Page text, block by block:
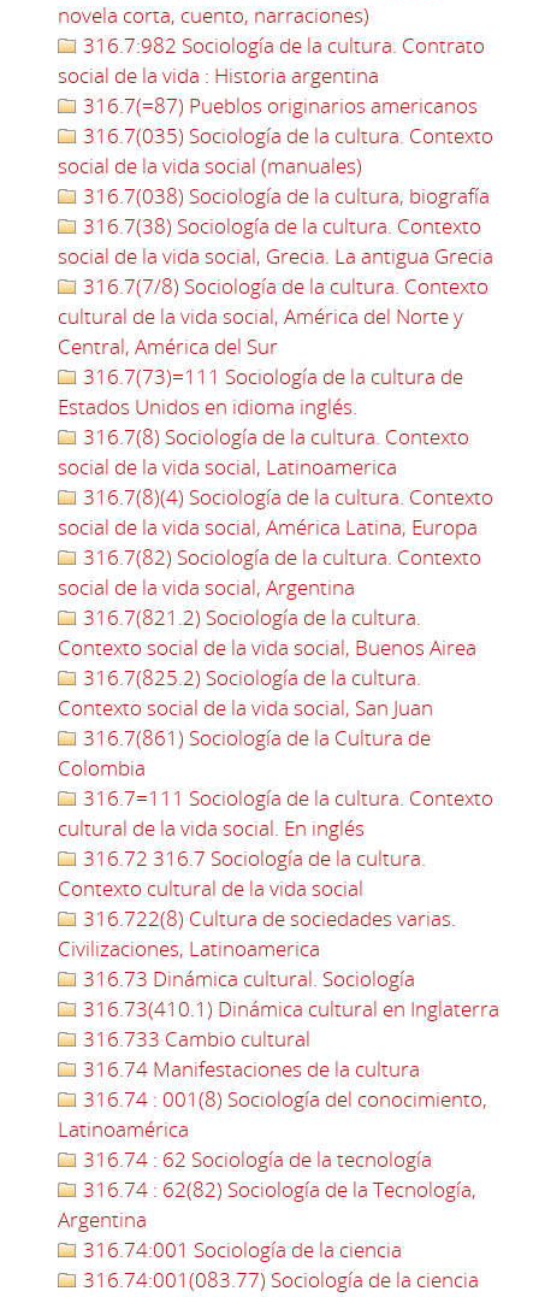
novela corta, cuento, narraciones)
316.7:982 Sociología de la cultura. Contrato
social de la vida : Historia argentina
316.7(=87) Pueblos originarios americanos
316.7(035) Sociología de la cultura. Contexto
social de la vida social (manuales)
316.7(038) Sociología de la cultura, biografía
316.7(38) Sociología de la cultura. Contexto
social de la vida social, Grecia. La antigua Grecia
316.7(7/8) Sociología de la cultura. Contexto
cultural de la vida social, América del Norte y
Central, América del Sur
316.7(73)=111 Sociología de la cultura de
Estados Unidos en idioma inglés.
316.7(8) Sociología de la cultura. Contexto
social de la vida social, Latinoamerica
316.7(8)(4) Sociología de la cultura. Contexto
social de la vida social, América Latina, Europa
316.7(82) Sociología de la cultura. Contexto
social de la vida social, Argentina
316.7(821.2) Sociología de la cultura.
Contexto social de la vida social, Buenos Airea
316.7(825.2) Sociología de la cultura.
Contexto social de la vida social, San Juan
316.7(861) Sociología de la Cultura de
Colombia
316.7=111 Sociología de la cultura. Contexto
cultural de la vida social. En inglés
316.72 316.7 Sociología de la cultura.
Contexto cultural de la vida social
316.722(8) Cultura de sociedades varias.
Civilizaciones, Latinoamerica
316.73 Dinámica cultural. Sociología
316.73(410.1) Dinámica cultural en Inglaterra
316.733 Cambio cultural
316.74 Manifestaciones de la cultura
316.74 : 001(8) Sociología del conocimiento,
Latinoamérica
316.74 : 62 Sociología de la tecnología
316.74 : 62(82) Sociología de la Tecnología,
Argentina
316.74:001 Sociología de la ciencia
316.74:001(083.77) Sociología de la ciencia